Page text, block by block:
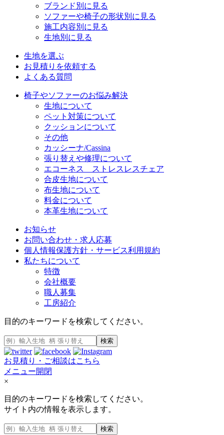
ブランド別に見る
ソファーや椅子の形状別に見る
施工内容別に見る
生地別に見る
生地を選ぶ
お見積りを依頼する
よくある質問
椅子やソファーのお悩み解決
生地について
ペット対策について
クッションについて
その他
カッシーナ/Cassina
張り替えや修理について
エコーネス ストレスレスチェア
合皮生地について
布生地について
料金について
本革生地について
お知らせ
お問い合わせ・求人応募
個人情報保護方針・サービス利用規約
私たちについて
特徴
会社概要
職人募集
工房紹介
目的のキーワードを検索してください。
検索
お見積り・ご相談はこちら
メニュー開閉
×
目的のキーワードを検索してください。
サイト内の情報を表示します。
検索